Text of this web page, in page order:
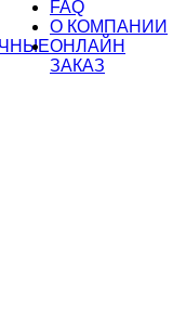
FAQ
О КОМПАНИИ
ОНЛАЙН
ЗАКАЗ